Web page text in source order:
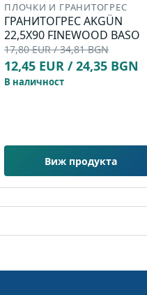
ПЛОЧКИ И ГРАНИТОГРЕС
ГРАНИТОГРЕС AKGÜN
22,5X90 FINEWOOD BASO
17,80 EUR / 34,81 BGN
12,45 EUR / 24,35 BGN
В наличност
Виж продукта